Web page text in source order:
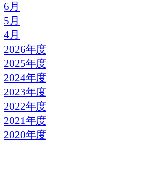
6月
5月
4月
2026年度
2025年度
2024年度
2023年度
2022年度
2021年度
2020年度